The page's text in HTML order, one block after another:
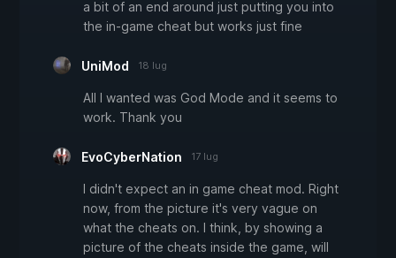
a bit of an end around just putting you into
the in-game cheat but works just fine
UniMod 18 lug
All I wanted was God Mode and it seems to
work. Thank you
EvoCyberNation 17 lug
I didn't expect an in game cheat mod. Right
now, from the picture it's very vague on
what the cheats on. I think, by showing a
picture of the cheats inside the game, will